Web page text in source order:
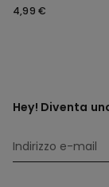
4,99 €
Hey! Diventa